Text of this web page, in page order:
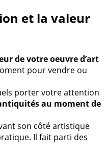
et la valeur
de votre oeuvre d’art
pour vendre ou
porter votre attention
au moment de
son côté artistique
Il fait parti des